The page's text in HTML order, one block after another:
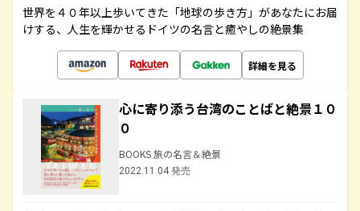
世界を４０年以上歩いてきた「地球の歩き方」があなたにお届
けする、人生を輝かせるドイツの名言と癒やしの絶景集
詳細を見る
心に寄り添う台湾のことばと絶景１０
０
BOOKS 旅の名言＆絶景
2022.11.04 発売